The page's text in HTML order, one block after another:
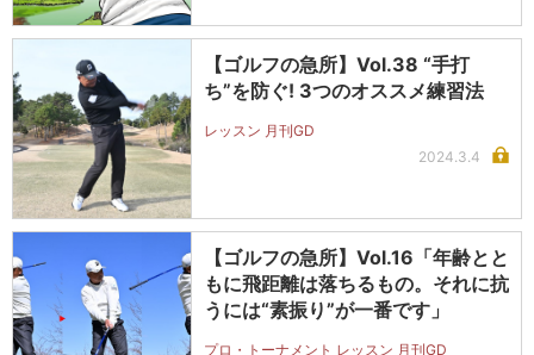
【ゴルフの急所】Vol.38 “手打
ち”を防ぐ! 3つのオススメ練習法
レッスン 月刊GD
2024.3.4
【ゴルフの急所】Vol.16「年齢とと
もに飛距離は落ちるもの。それに抗
うには“素振り”が一番です」
プロ・トーナメント レッスン 月刊GD